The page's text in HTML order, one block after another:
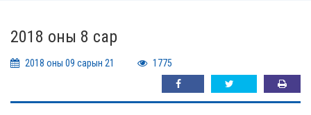
2018 оны 8 сар
2018 оны 09 сарын 21 1775